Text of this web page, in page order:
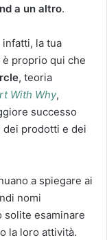
a un altro.
la tua
proprio qui che
, teoria
With Why,
successo
dei prodotti e dei
a spiegare ai
nomi
solite esaminare
la loro attività.